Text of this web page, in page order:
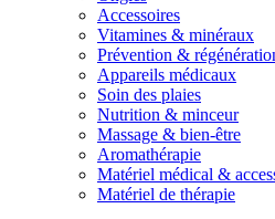
Accessoires
Vitamines & minéraux
Prévention &
Appareils médicaux
Soin des plaies
Nutrition & minceur
Massage & bien-être
Aromathérapie
Matériel médical &
Matériel de thérapie